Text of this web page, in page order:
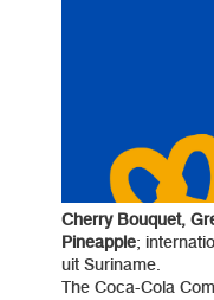
Cherry Bouquet,
Pineapple;
uit Suriname.
The Coca-Cola